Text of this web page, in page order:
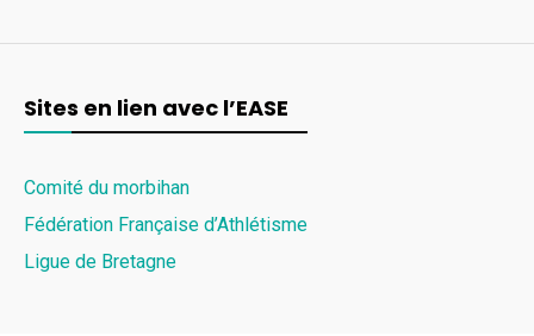
Sites en lien avec l’EASE
Comité du morbihan
Fédération Française d’Athlétisme
Ligue de Bretagne